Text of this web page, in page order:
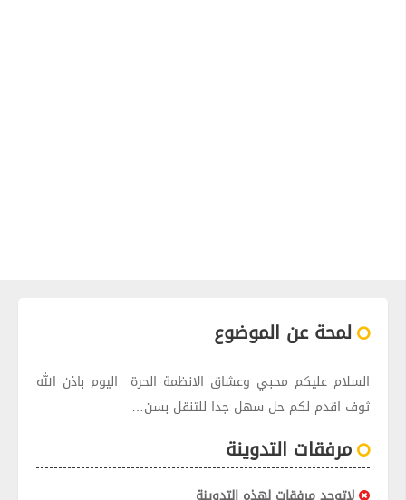
لمحة عن الموضوع
السلام عليكم محبي وعشاق الانظمة الحرة اليوم باذن الله
ثوف اقدم لكم حل سهل جدا للتنقل بسن…
مرفقات التدوينة